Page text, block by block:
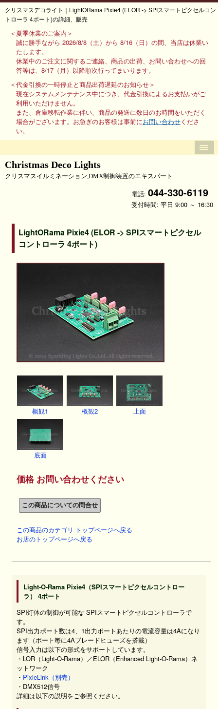
クリスマスデコライト｜LightORama Pixie4 (ELOR -> SPIスマートピクセルコン
トローラ 4ポート)の詳細、販売
＜夏季休業のご案内＞
誠に勝手ながら 2026/8/8（土）から 8/16（日）の間、当店は休業い
たします。
休業中のご注文に関するご連絡、商品の出荷、お問い合わせへの回
答等は、8/17（月）以降順次行ってまいります。
＜代金引換の一時停止と商品出荷遅延のお知らせ＞
現在システムメンテナンス中につき、代金引換によるお支払いがご
利用いただけません。
また、倉庫移転作業に伴い、商品の発送に数日のお時間をいただく
場合がございます。お急ぎのお客様は事前にお問い合わせくださ
い。
Christmas Deco Lights
クリスマスイルミネーション,DMX制御装置のエキスパート
電話: 044-330-6119
受付時間: 平日 9:00 ～ 16:30
LightORama Pixie4 (ELOR -> SPIスマートピクセル
コントローラ 4ポート)
概観1 概観2 上面
底面
価格 お問い合わせください
この商品のカテゴリ トップページへ戻る
お店のトップページへ戻る
Light-O-Rama Pixie4（SPIスマートピクセルコントロー
ラ） 4ポート
SPI灯体の制御が可能な SPIスマートピクセルコントローラで
す。
SPI出力ポート数は4、1出力ポートあたりの電流容量は4Aになり
ます（ポート毎に4Aブレードヒューズを搭載）
信号入力は以下の形式をサポートしています。
・LOR（Light-O-Rama）／ELOR（Enhanced Light-O-Rama）ネ
ットワーク
・ PixieLink（別売）
・DMX512信号
詳細は以下の説明をご参照ください。